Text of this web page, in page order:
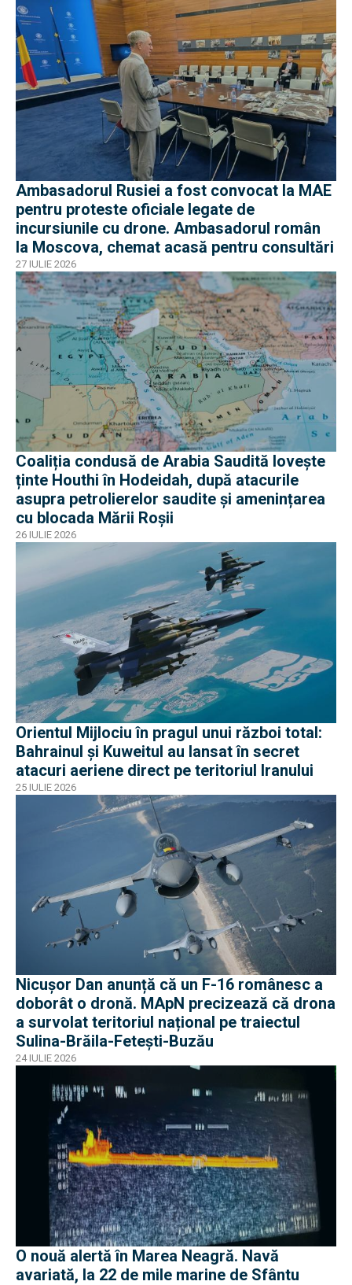
Ambasadorul Rusiei a fost convocat la MAE
pentru proteste oficiale legate de
incursiunile cu drone. Ambasadorul român
la Moscova, chemat acasă pentru consultări
27 IULIE 2026
Coaliția condusă de Arabia Saudită lovește
ținte Houthi în Hodeidah, după atacurile
asupra petrolierelor saudite și amenințarea
cu blocada Mării Roșii
26 IULIE 2026
Orientul Mijlociu în pragul unui război total:
Bahrainul și Kuweitul au lansat în secret
atacuri aeriene direct pe teritoriul Iranului
25 IULIE 2026
Nicușor Dan anunță că un F-16 românesc a
doborât o dronă. MApN precizează că drona
a survolat teritoriul național pe traiectul
Sulina-Brăila-Fetești-Buzău
24 IULIE 2026
O nouă alertă în Marea Neagră. Navă
avariată, la 22 de mile marine de Sfântu